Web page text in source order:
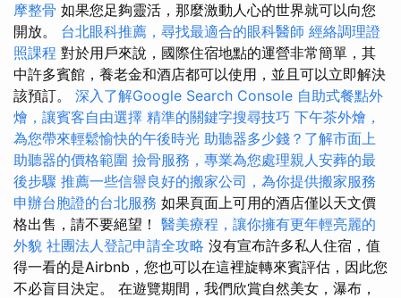
摩整骨 如果您足夠靈活，那麼激動人心的世界就可以向您
開放。 台北眼科推薦，尋找最適合的眼科醫師 經絡調理證
照課程 對於用戶來說，國際住宿地點的運營非常簡單，其
中許多賓館，養老金和酒店都可以使用，並且可以立即解決
該預訂。 深入了解Google Search Console 自助式餐點外
燴，讓賓客自由選擇 精準的關鍵字搜尋技巧 下午茶外燴，
為您帶來輕鬆愉快的午後時光 助聽器多少錢？了解市面上
助聽器的價格範圍 撿骨服務，專業為您處理親人安葬的最
後步驟 推薦一些信譽良好的搬家公司，為你提供搬家服務
申辦台胞證的台北服務 如果頁面上可用的酒店僅以天文價
格出售，請不要絕望！ 醫美療程，讓你擁有更年輕亮麗的
外貌 社團法人登記申請全攻略 沒有宣布許多私人住宿，值
得一看的是Airbnb，您也可以在這裡旋轉來賓評估，因此您
不必盲目決定。 在遊覽期間，我們欣賞自然美女，瀑布，